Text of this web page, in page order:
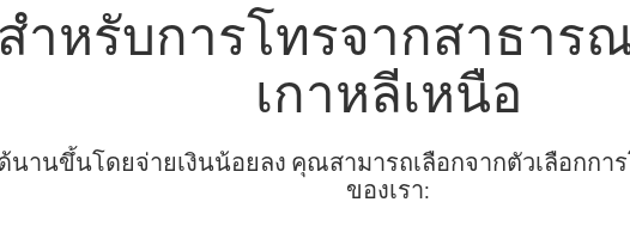
ำหรับการโทรจากสาธาร
เกาหลีเหนือ
นานขึ้นโดยจ่ายเงินน้อยลง คุณสามารถเลือกจากตัวเลือกก
ของเรา: